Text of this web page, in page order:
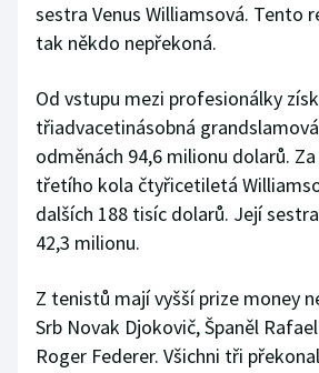
sestra Venus Williamsová. Tento
tak někdo nepřekoná.
Od vstupu mezi profesionálky
třiadvacetinásobná
odměnách 94,6 milionu dolarů.
třetího kola čtyřicetiletá
dalších 188 tisíc dolarů. Její
42,3 milionu.
Z tenistů mají vyšší prize money
Srb Novak Djokovič, Španěl
Roger Federer. Všichni tři